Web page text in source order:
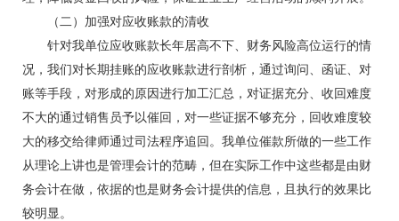
（二）加强对应收账款的清收
针对我单位应收账款长年居高不下、财务风险高位运行的情
况，我们对长期挂账的应收账款进行剖析，通过询问、函证、对
账等手段，对形成的原因进行加工汇总，对证据充分、收回难度
不大的通过销售员予以催回，对一些证据不够充分，回收难度较
大的移交给律师通过司法程序追回。我单位催款所做的一些工作
从理论上讲也是管理会计的范畴，但在实际工作中这些都是由财
务会计在做，依据的也是财务会计提供的信息，且执行的效果比
较明显。